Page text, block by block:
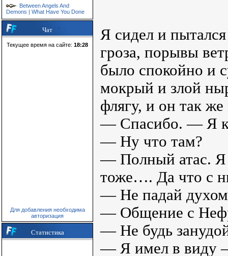
Between Angels And
Demons | What Have You Done
Чат
Текущее время на сайте: 18:28
Для добавления необходима
авторизация
Статистика
Я сидел и
гроза, порывы
было спокойно и
мокрый и злой
флягу, и он так
— Спасибо. — Я
— Ну что там?
— Полный атас. Я
тоже…. Да что с
— Не падай
— Общение с
— Не будь
— Я имел в виду